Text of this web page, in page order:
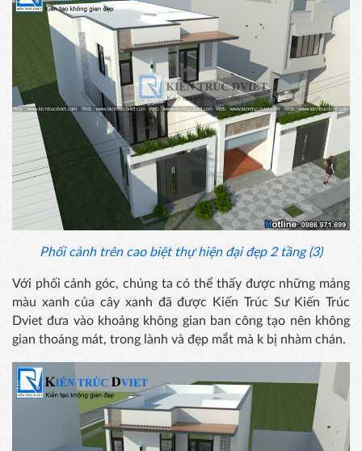
Phối cảnh trên cao biệt thự hiện đại đẹp 2 tầng (3)
Với phối cảnh góc, chúng ta có thể thấy được những mảng
màu xanh của cây xanh đã được Kiến Trúc Sư Kiến Trúc
Dviet đưa vào khoảng không gian ban công tạo nên không
gian thoáng mát, trong lành và đẹp mắt mà k bị nhàm chán.